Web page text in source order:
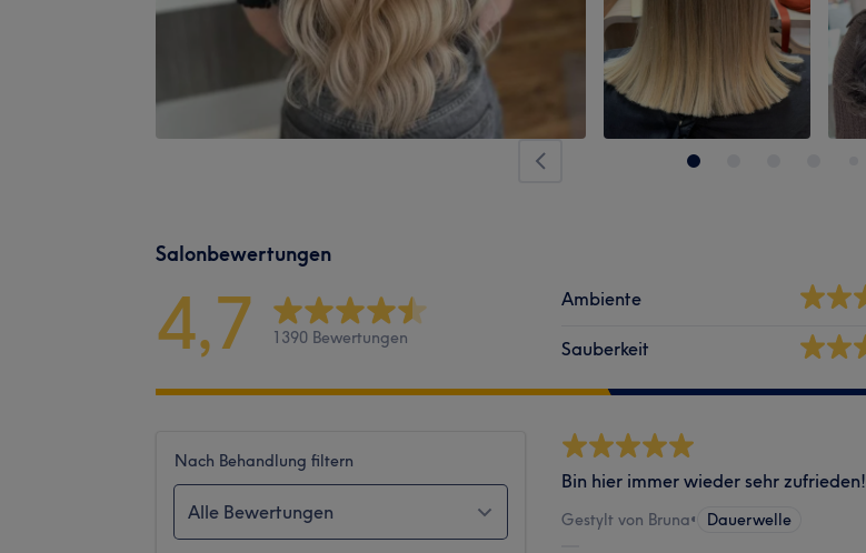
Salonbewertungen
4,7 1390 Bewertungen
Ambiente
Sauberkeit
Nach Behandlung filtern
Alle Bewertungen
Bin hier immer wieder sehr zufrieden!
Gestylt von Bruna• Dauerwelle